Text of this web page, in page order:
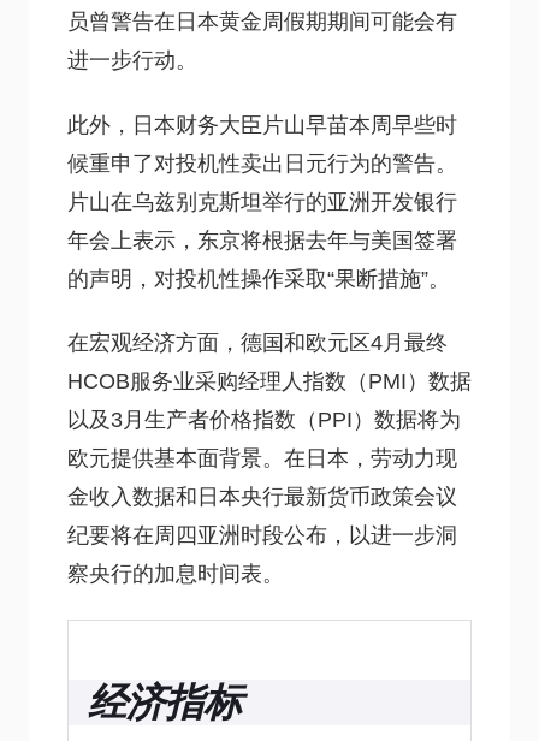
员曾警告在日本黄金周假期期间可能会有
进一步行动。
此外，日本财务大臣片山早苗本周早些时
候重申了对投机性卖出日元行为的警告。
片山在乌兹别克斯坦举行的亚洲开发银行
年会上表示，东京将根据去年与美国签署
的声明，对投机性操作采取“果断措施”。
在宏观经济方面，德国和欧元区4月最终
HCOB服务业采购经理人指数（PMI）数据
以及3月生产者价格指数（PPI）数据将为
欧元提供基本面背景。在日本，劳动力现
金收入数据和日本央行最新货币政策会议
纪要将在周四亚洲时段公布，以进一步洞
察央行的加息时间表。
经济指标